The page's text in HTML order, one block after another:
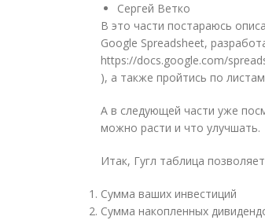
Сергей Ветко
В это части постараюсь
Google Spreadsheet,
https://docs.google.com/
), а также пройтись по
А в следующей части уже
можно расти и что улучшать.
Итак, Гугл таблица
Сумма ваших инвестиций
Сумма накопленных